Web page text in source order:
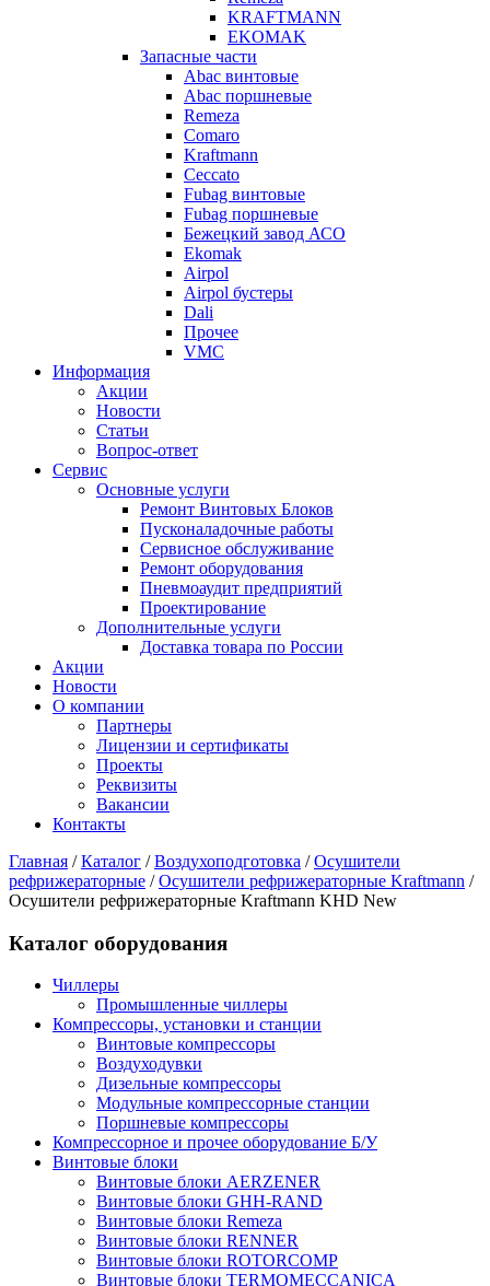
KRAFTMANN
EKOMAK
Запасные части
Abac винтовые
Abac поршневые
Remeza
Comaro
Kraftmann
Ceccato
Fubag винтовые
Fubag поршневые
Бежецкий завод АСО
Ekomak
Airpol
Airpol бустеры
Dali
Прочее
VMC
Информация
Акции
Новости
Статьи
Вопрос-ответ
Сервис
Основные услуги
Ремонт Винтовых Блоков
Пусконаладочные работы
Сервисное обслуживание
Ремонт оборудования
Пневмоаудит предприятий
Проектирование
Дополнительные услуги
Доставка товара по России
Акции
Новости
О компании
Партнеры
Лицензии и сертификаты
Проекты
Реквизиты
Вакансии
Контакты
Главная /Каталог /Воздухоподготовка /Осушители
рефрижераторные /Осушители рефрижераторные Kraftmann /
Осушители рефрижераторные Kraftmann KHD New
Каталог оборудования
Чиллеры
Промышленные чиллеры
Компрессоры, установки и станции
Винтовые компрессоры
Воздуходувки
Дизельные компрессоры
Модульные компрессорные станции
Поршневые компрессоры
Компрессорное и прочее оборудование Б/У
Винтовые блоки
Винтовые блоки AERZENER
Винтовые блоки GHH-RAND
Винтовые блоки Remeza
Винтовые блоки RENNER
Винтовые блоки ROTORCOMP
Винтовые блоки TERMOMECCANICA